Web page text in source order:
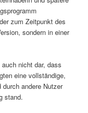
zum Zeitpunkt des
sondern in einer
nicht dar, dass
eine vollständige,
andere Nutzer
stand.